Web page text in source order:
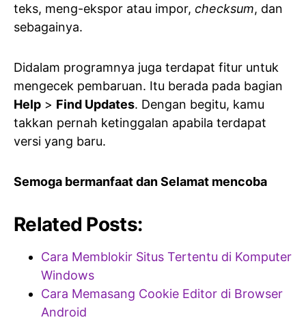
teks, meng-ekspor atau impor, checksum, dan
sebagainya.
Didalam programnya juga terdapat fitur untuk
mengecek pembaruan. Itu berada pada bagian
Help > Find Updates. Dengan begitu, kamu
takkan pernah ketinggalan apabila terdapat
versi yang baru.
Semoga bermanfaat dan Selamat mencoba
Related Posts:
Cara Memblokir Situs Tertentu di Komputer
Windows
Cara Memasang Cookie Editor di Browser
Android